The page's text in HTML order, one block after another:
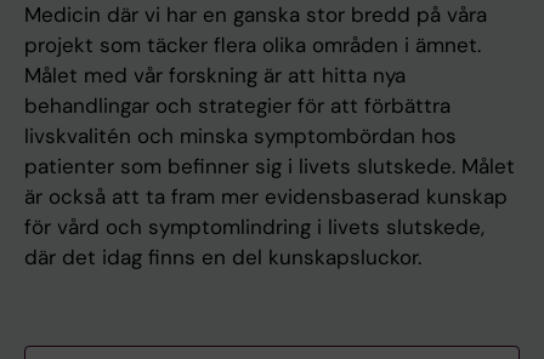
Medicin där vi har en ganska stor bredd på våra
projekt som täcker flera olika områden i ämnet.
Målet med vår forskning är att hitta nya
behandlingar och strategier för att förbättra
livskvalitén och minska symptombördan hos
patienter som befinner sig i livets slutskede. Målet
är också att ta fram mer evidensbaserad kunskap
för vård och symptomlindring i livets slutskede,
där det idag finns en del kunskapsluckor.